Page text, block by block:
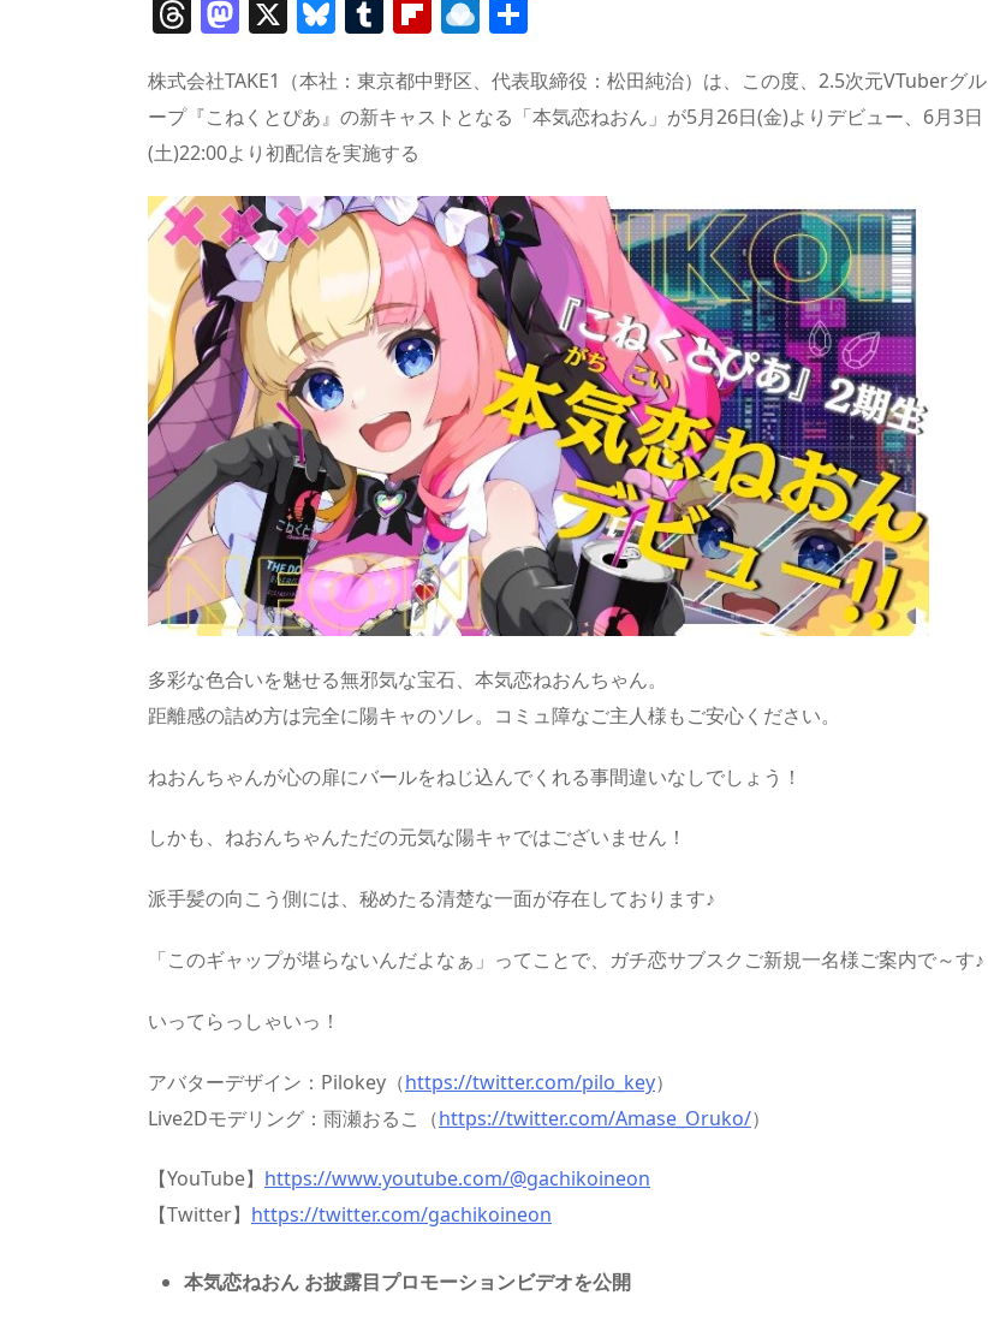
T
h
re
a
d
s
M
a
st
o
d
o
n
X Bl
u
e
sk
y
T
u
m
bl
r
Fl
ip
b
o
d
R
ai
n
d
p.
io
株式会社TAKE1（本社：東京都中野区、代表取締役：松田純治）は、この度、2.5次元VTuberグル
ープ『こねくとぴあ』の新キャストとなる「本気恋ねおん」が5月26日(金)よりデビュー、6月3日
(土)22:00より初配信を実施する
多彩な色合いを魅せる無邪気な宝石、本気恋ねおんちゃん。
距離感の詰め方は完全に陽キャのソレ。コミュ障なご主人様もご安心ください。
ねおんちゃんが心の扉にバールをねじ込んでくれる事間違いなしでしょう！
しかも、ねおんちゃんただの元気な陽キャではございません！
派手髪の向こう側には、秘めたる清楚な一面が存在しております♪
「このギャップが堪らないんだよなぁ」ってことで、ガチ恋サブスクご新規一名様ご案内で～す♪
いってらっしゃいっ！
アバターデザイン：Pilokey（https://twitter.com/pilo_key）
Live2Dモデリング：雨瀬おるこ（https://twitter.com/Amase_Oruko/）
【YouTube】 https://www.youtube.com/@gachikoineon
【Twitter】 https://twitter.com/gachikoineon
本気恋ねおん お披露目プロモーションビデオを公開